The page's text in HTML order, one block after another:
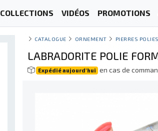
COLLECTIONS VIDÉOS PROMOTIONS
CATALOGUE ORNEMENT PIERRES POLIES
LABRADORITE POLIE
Expédié aujourd'hui en cas de